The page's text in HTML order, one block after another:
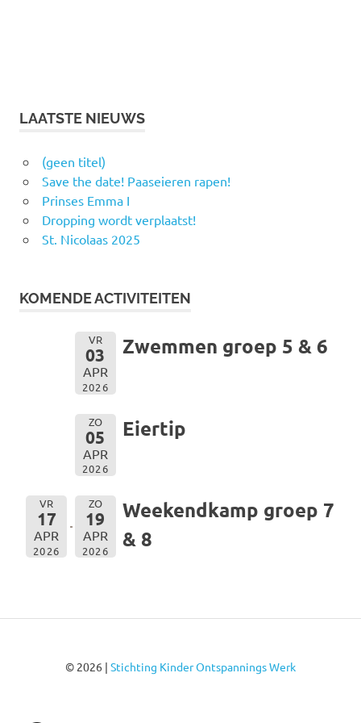
LAATSTE NIEUWS
(geen titel)
Save the date! Paaseieren rapen!
Prinses Emma I
Dropping wordt verplaatst!
St. Nicolaas 2025
KOMENDE ACTIVITEITEN
VR
03
APR
2026
Zwemmen groep 5 & 6
ZO
05
APR
2026
Eiertip
VR
17
APR
2026
ZO
19
APR
2026
Weekendkamp groep 7
& 8
© 2026 | Stichting Kinder Ontspannings Werk